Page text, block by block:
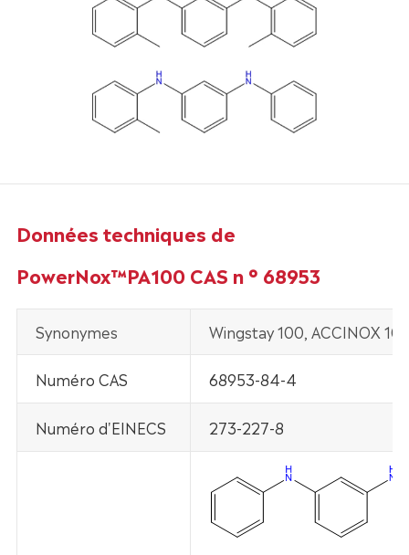
Données techniques de
PowerNox™PA100 CAS n ° 68953
Synonymes Wingstay 100, ACCINOX
Numéro CAS 68953-84-4
Numéro d'EINECS 273-227-8